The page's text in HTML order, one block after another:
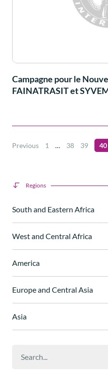
Campagne pour le
FAINATRASIT et
Previous 1 … 38 39 40
Regions
South and Eastern Africa
West and Central Africa
America
Europe and Central Asia
Asia